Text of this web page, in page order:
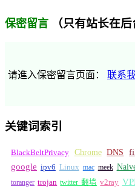
保密留言 （只有站长在后
请進入保密留言页面： 联系
关键词索引
BlackBeltPrivacy Chrome DNS
google ipv6 Linux mac meek
toranger trojan twitter 翻墙 v2ray